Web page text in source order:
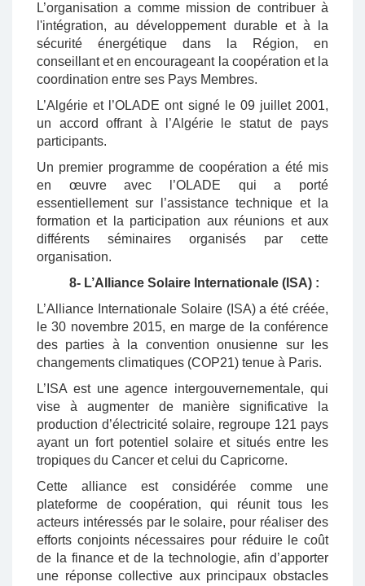
L’organisation a comme mission de contribuer à
l'intégration, au développement durable et à la
sécurité énergétique dans la Région, en
conseillant et en encourageant la coopération et la
coordination entre ses Pays Membres.
L’Algérie et l’OLADE ont signé le 09 juillet 2001,
un accord offrant à l’Algérie le statut de pays
participants.
Un premier programme de coopération a été mis
en œuvre avec l’OLADE qui a porté
essentiellement sur l’assistance technique et la
formation et la participation aux réunions et aux
différents séminaires organisés par cette
organisation.
8- L’Alliance Solaire Internationale (ISA) :
L’Alliance Internationale Solaire (ISA) a été créée,
le 30 novembre 2015, en marge de la conférence
des parties à la convention onusienne sur les
changements climatiques (COP21) tenue à Paris.
L’ISA est une agence intergouvernementale, qui
vise à augmenter de manière significative la
production d’électricité solaire, regroupe 121 pays
ayant un fort potentiel solaire et situés entre les
tropiques du Cancer et celui du Capricorne.
Cette alliance est considérée comme une
plateforme de coopération, qui réunit tous les
acteurs intéressés par le solaire, pour réaliser des
efforts conjoints nécessaires pour réduire le coût
de la finance et de la technologie, afin d’apporter
une réponse collective aux principaux obstacles